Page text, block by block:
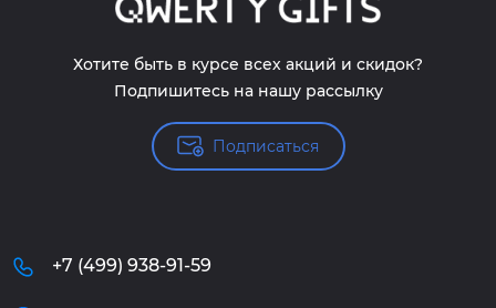
Хотите быть в курсе всех акций и скидок?
Подпишитесь на нашу рассылку
Подписаться
+7 (499) 938-91-59